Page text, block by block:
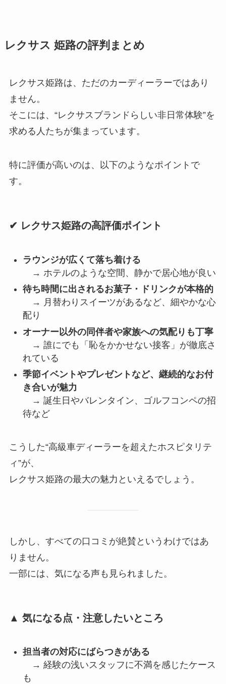
レクサス 姫路の評判まとめ
レクサス姫路は、ただのカーディーラーではあり
ません。
そこには、“レクサスブランドらしい非日常体験”を
求める人たちが集まっています。
特に評価が高いのは、以下のようなポイントで
す。
✔ レクサス姫路の高評価ポイント
ラウンジが広くて落ち着ける
→ ホテルのような空間、静かで居心地が良い
待ち時間に出されるお菓子・ドリンクが本格的
→ 月替わりスイーツがあるなど、細やかな心
配り
オーナー以外の同伴者や家族への気配りも丁寧
→ 誰にでも「恥をかかせない接客」が徹底さ
れている
季節イベントやプレゼントなど、継続的なお付
き合いが魅力
→ 誕生日やバレンタイン、ゴルフコンペの招
待など
こうした“高級車ディーラーを超えたホスピタリテ
ィ”が、
レクサス姫路の最大の魅力といえるでしょう。
しかし、すべての口コミが絶賛というわけではあ
りません。
一部には、気になる声も見られました。
▲ 気になる点・注意したいところ
担当者の対応にばらつきがある
→ 経験の浅いスタッフに不満を感じたケース
も